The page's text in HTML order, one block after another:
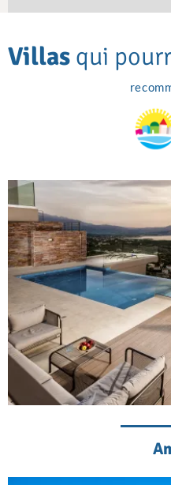
Villas qui